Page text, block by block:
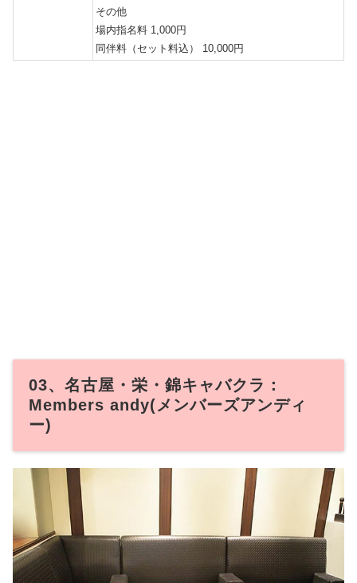
その他
場内指名料 1,000円
同伴料（セット料込） 10,000円
03、名古屋・栄・錦キャバクラ：
Members andy(メンバーズアンディ
ー)